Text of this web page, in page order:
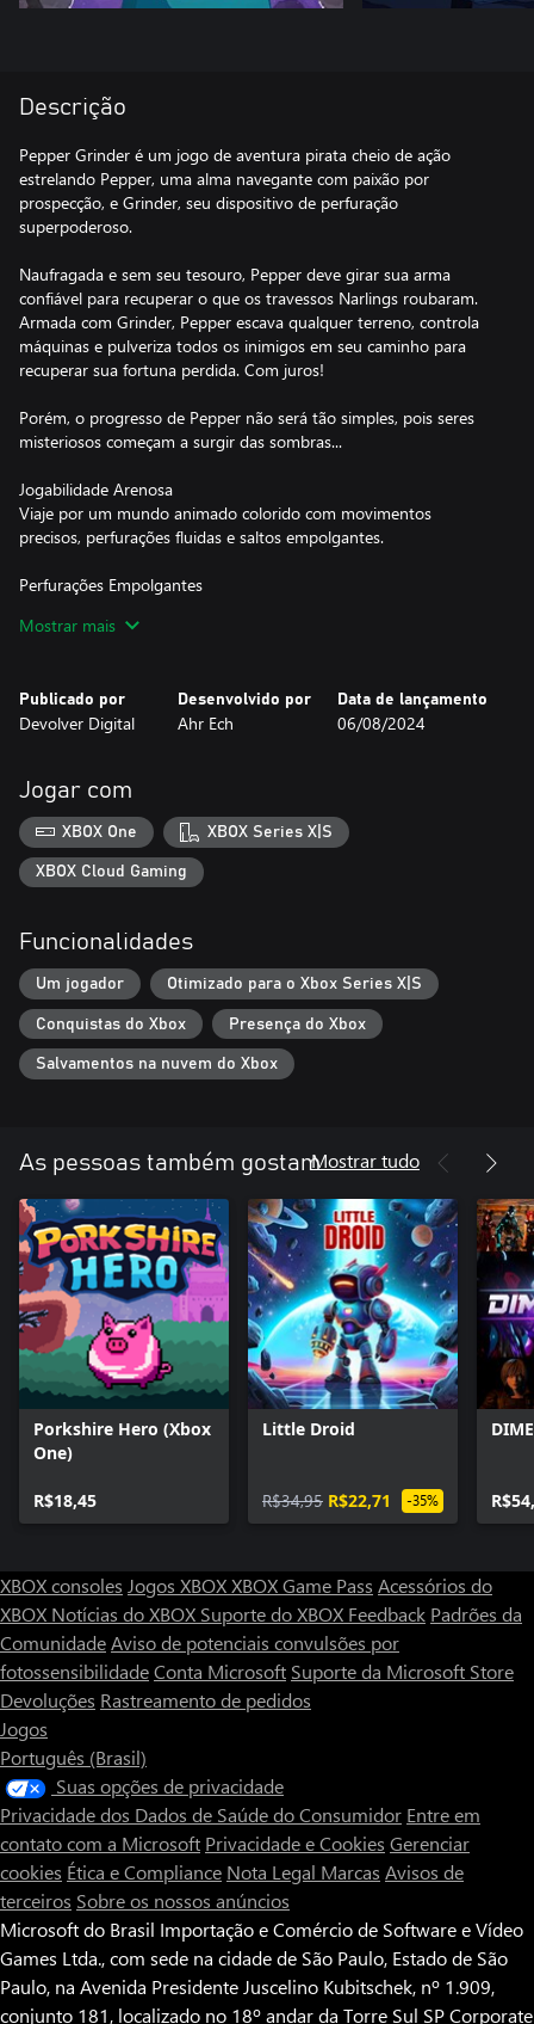
Descrição
Pepper Grinder é um jogo de aventura pirata cheio de ação
estrelando Pepper, uma alma navegante com paixão por
prospecção, e Grinder, seu dispositivo de perfuração
superpoderoso.
Naufragada e sem seu tesouro, Pepper deve girar sua arma
confiável para recuperar o que os travessos Narlings roubaram.
Armada com Grinder, Pepper escava qualquer terreno, controla
máquinas e pulveriza todos os inimigos em seu caminho para
recuperar sua fortuna perdida. Com juros!
Porém, o progresso de Pepper não será tão simples, pois seres
misteriosos começam a surgir das sombras...
Jogabilidade Arenosa
Viaje por um mundo animado colorido com movimentos
precisos, perfurações fluidas e saltos empolgantes.
Perfurações Empolgantes
para aumentar o caos e resolver quebra-cabeças inteligentes.
Colete joias e outras riquezas durante suas aventuras e venda
todas elas em lojas para fortalecer Pepper, abrir novos caminhos
seu livro.
Mostrar mais
Publicado por
Devolver Digital
Desenvolvido por
Ahr Ech
Data de lançamento
06/08/2024
Jogar com
XBOX One XBOX Series X|S
XBOX Cloud Gaming
Funcionalidades
Um jogador Otimizado para o Xbox Series X|S
Conquistas do Xbox Presença do Xbox
Salvamentos na nuvem do Xbox
As pessoas também gostamMostrar tudo
Porkshire Hero (Xbox
One)
R$18,45
Little Droid
R$34,95 R$22,71 -35%
XBOX consoles Jogos XBOXXBOX Game Pass Acessórios do
XBOX Notícias do XBOX Suporte do XBOX Feedback Padrões da
ComunidadeAviso de potenciais convulsões por
fotossensibilidadeConta Microsoft Suporte da Microsoft Store
Devoluções Rastreamento de pedidos
Jogos
Português (Brasil)
Suas opções de privacidade
Privacidade dos Dados de Saúde do Consumidor Entre em
contato com a Microsoft Privacidade e Cookies Gerenciar
cookies Ética e Compliance Nota Legal Marcas Avisos de
terceiros Sobre os nossos anúncios
Microsoft do Brasil Importação e Comércio de Software e Vídeo
Games Ltda., com sede na cidade de São Paulo, Estado de São
Paulo, na Avenida Presidente Juscelino Kubitschek, nº 1.909,
conjunto 181, localizado no 18º andar da Torre Sul SP Corporate